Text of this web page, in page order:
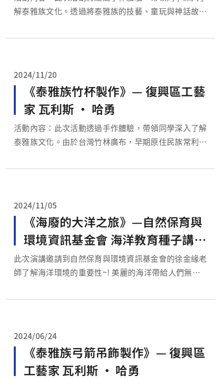
解泰雅族文化。透過將泰雅族的技藝、童玩與神話故事
世界最好的禮物」的精神，將在地藝術與世界連結，展
的深厚情感...
2024/11/20
《泰雅族竹杯製作》— 復興區工藝
家 瓦利斯 ‧ 哈勇
活動內容：此次活動透過手作體驗，帶領同學深入了解
泰雅族文化。由於台灣竹林廣布，早期原住民族常利用
中空且有竹節的特性，使其非常適合製作餐具，如竹杯
體驗傳統工...
2024/11/05
《海廢的大洋之旅》—自然保育與
環境資訊基金會 海洋教育種子講師
徐金緣
此次演講邀請到自然保育與環境資訊基金會的徐金緣老
師了解海洋環境的重要性~! 美麗的海洋帶給人們無限
生。但隨著人為活動愈來愈頻繁，大量的垃圾不斷湧入
重...
2024/06/24
《泰雅族弓箭吊飾製作》— 復興區
工藝家 瓦利斯 ‧ 哈勇